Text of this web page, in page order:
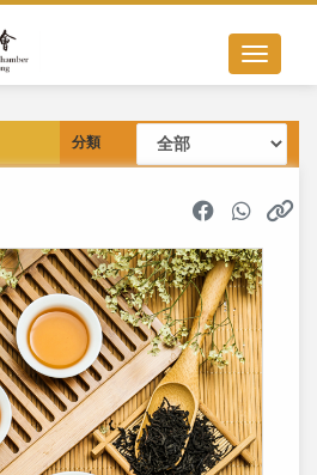
Toggle
分類